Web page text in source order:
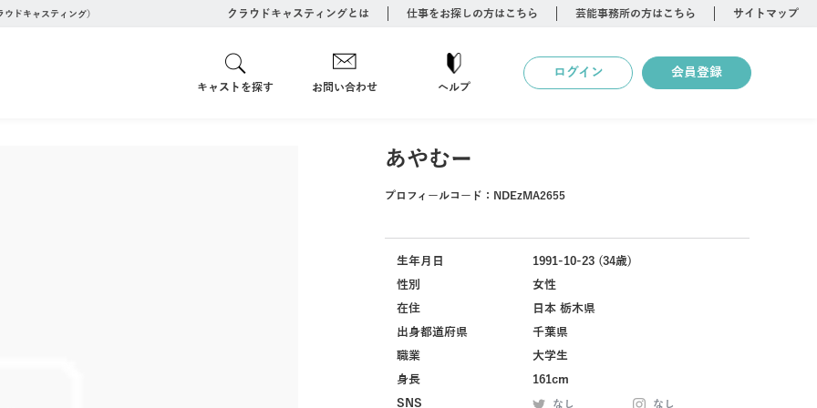
ドキャスティング） クラウドキャスティングとは 仕事をお探しの方はこちら 芸能事務所の方はこちら サイトマップ
キャストを探す お問い合わせ ヘルプ
ログイン 会員登録
あやむー
プロフィールコード： NDEzMA2655
生年月日
1991-10-23 (34歳)
性別
女性
在住
日本 栃木県
出身都道府県
千葉県
職業
大学生
身長
161cm
SNS
なし なし